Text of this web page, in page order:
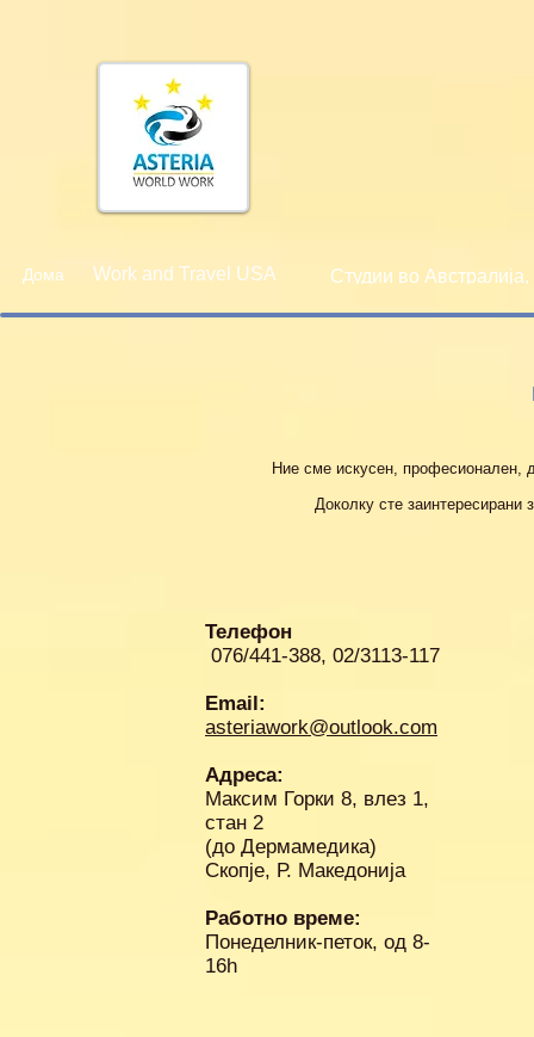
Дома Work and Travel USA Студии во
Ние сме искусен, професионален,
Доколку сте заинтересирани за
Телефон
076/441-388, 02/3113-117
Email:
asteriawork@outlook.com
Адреса:
Максим Горки 8, влез 1,
стан 2
(до Дермамедика)
Скопје, Р. Македонија
Работно време:
Понеделник-петок, од 8-
16h